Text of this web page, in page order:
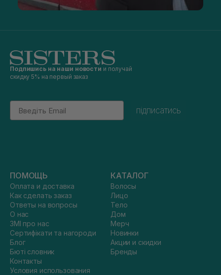
Подпишись на наши новости и получай
скидку 5% на первый заказ
Email
підписатись
ПОМОЩЬ
Оплата и доставка
Как сделать заказ
Ответы на вопросы
О нас
ЗМІ про нас
Сертифікати та нагороди
Блог
Бюті словник
Контакты
Условия использования
КАТАЛОГ
Волосы
Лицо
Тело
Дом
Мерч
Новинки
Акции и скидки
Бренды